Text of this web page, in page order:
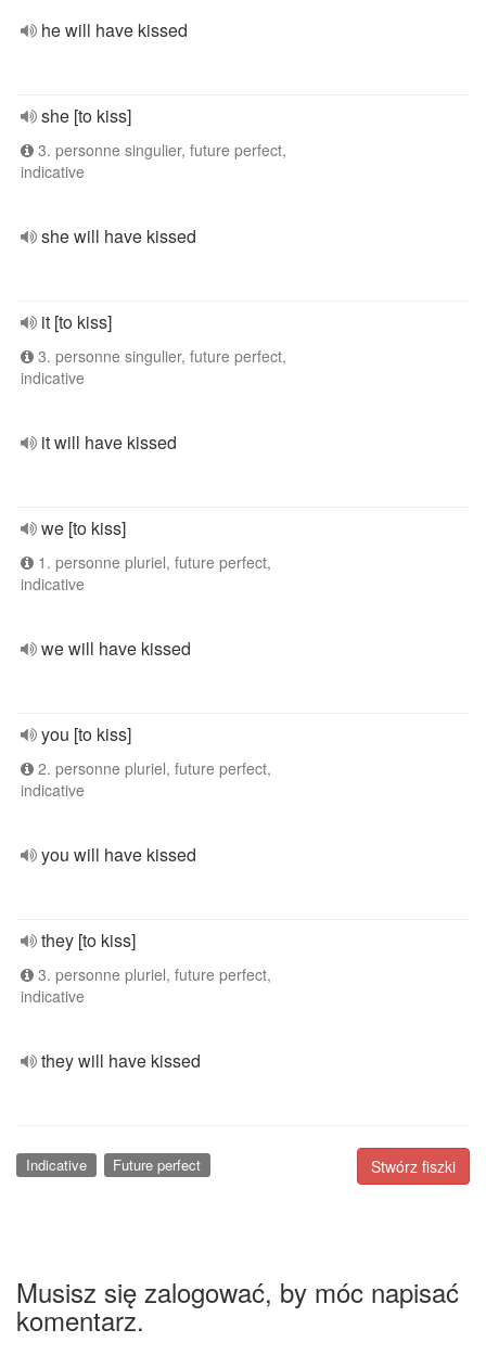
he will have kissed
she [to kiss]
3. personne singulier, future perfect,
indicative
she will have kissed
it [to kiss]
3. personne singulier, future perfect,
indicative
it will have kissed
we [to kiss]
1. personne pluriel, future perfect,
indicative
we will have kissed
you [to kiss]
2. personne pluriel, future perfect,
indicative
you will have kissed
they [to kiss]
3. personne pluriel, future perfect,
indicative
they will have kissed
Stwórz fiszki
Indicative Future perfect
Musisz się zalogować, by móc napisać
komentarz.